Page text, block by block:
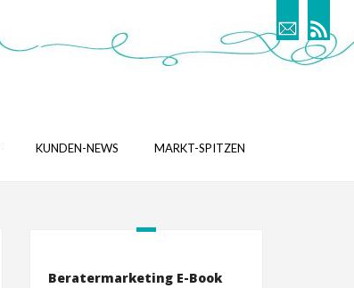
KUNDEN-NEWS MARKT-SPITZEN
Beratermarketing E-Book